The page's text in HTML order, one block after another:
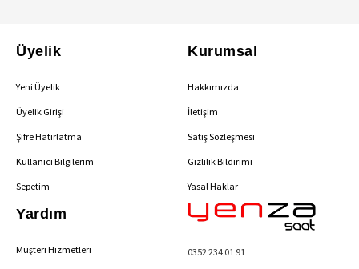
Üyelik
Yeni Üyelik
Üyelik Girişi
Şifre Hatırlatma
Kullanıcı Bilgilerim
Sepetim
Kurumsal
Hakkımızda
İletişim
Satış Sözleşmesi
Gizlilik Bildirimi
Yasal Haklar
Yardım
Müşteri Hizmetleri 0352 234 01 91